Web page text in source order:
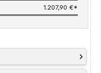
1.207,90 €*